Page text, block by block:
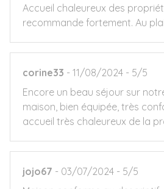
Accueil chaleureux des
recommande fortement. Au
corine33 11/08/2024
5/5
Encore un beau séjour sur
maison, bien équipée, très
accueil très chaleureux de la
jojo67 03/07/2024
5/5